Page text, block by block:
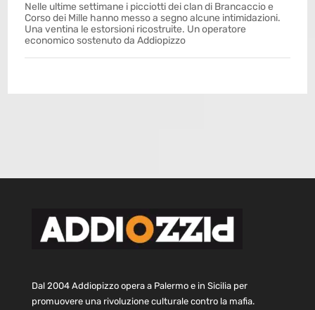
Nelle ultime settimane i picciotti dei clan di Brancaccio e
Corso dei Mille hanno messo a segno alcune intimidazioni.
Una ventina le estorsioni ricostruite. Un operatore
economico sostenuto da Addiopizzo
Dal 2004 Addiopizzo opera a Palermo e in Sicilia per
promuovere una rivoluzione culturale contro la mafia.